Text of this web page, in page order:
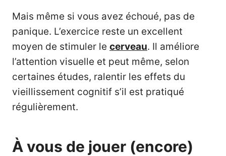
Mais même si vous avez échoué, pas de
panique. L’exercice reste un excellent
moyen de stimuler le cerveau. Il améliore
l’attention visuelle et peut même, selon
certaines études, ralentir les effets du
vieillissement cognitif s’il est pratiqué
régulièrement.
À vous de jouer (encore)